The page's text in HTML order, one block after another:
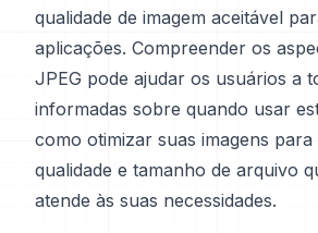
qualidade de imagem aceitável
aplicações. Compreender os
JPEG pode ajudar os usuários a
informadas sobre quando usar
como otimizar suas imagens
qualidade e tamanho de arquivo
atende às suas necessidades.